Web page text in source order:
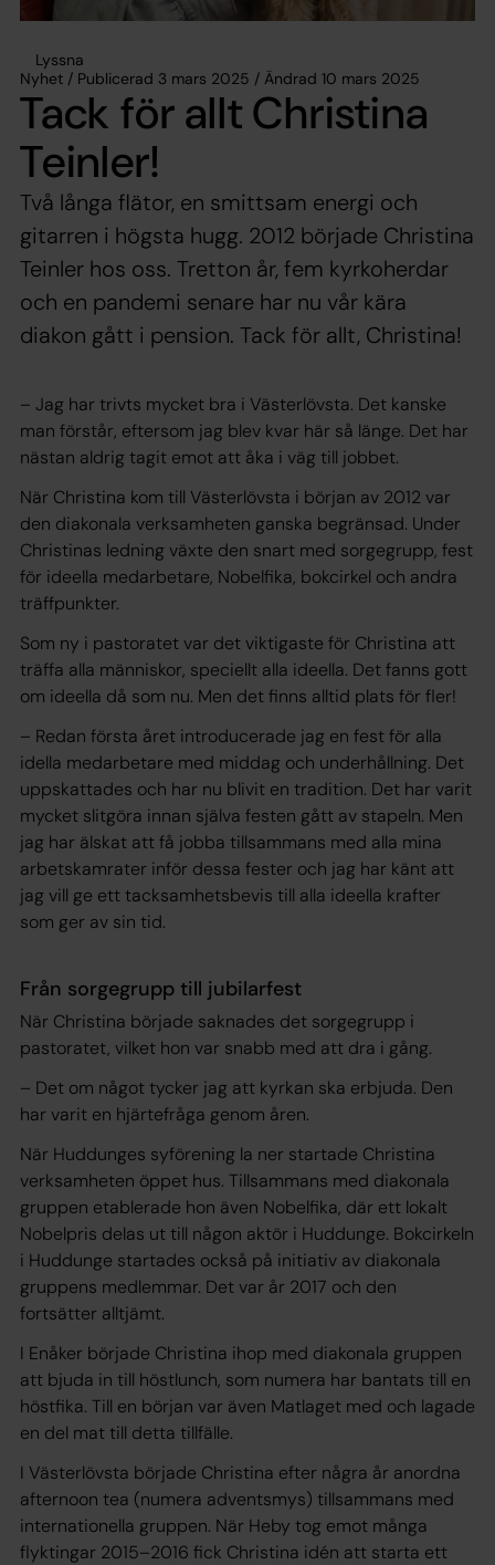
Lyssna
Nyhet / Publicerad 3 mars 2025 / Ändrad 10 mars 2025
Tack för allt Christina
Teinler!
Två långa flätor, en smittsam energi och
gitarren i högsta hugg. 2012 började Christina
Teinler hos oss. Tretton år, fem kyrkoherdar
och en pandemi senare har nu vår kära
diakon gått i pension. Tack för allt, Christina!
– Jag har trivts mycket bra i Västerlövsta. Det kanske
man förstår, eftersom jag blev kvar här så länge. Det har
nästan aldrig tagit emot att åka i väg till jobbet.
När Christina kom till Västerlövsta i början av 2012 var
den diakonala verksamheten ganska begränsad. Under
Christinas ledning växte den snart med sorgegrupp, fest
för ideella medarbetare, Nobelfika, bokcirkel och andra
träffpunkter.
Som ny i pastoratet var det viktigaste för Christina att
träffa alla människor, speciellt alla ideella. Det fanns gott
om ideella då som nu. Men det finns alltid plats för fler!
– Redan första året introducerade jag en fest för alla
idella medarbetare med middag och underhållning. Det
uppskattades och har nu blivit en tradition. Det har varit
mycket slitgöra innan själva festen gått av stapeln. Men
jag har älskat att få jobba tillsammans med alla mina
arbetskamrater inför dessa fester och jag har känt att
jag vill ge ett tacksamhetsbevis till alla ideella krafter
som ger av sin tid.
Från sorgegrupp till jubilarfest
När Christina började saknades det sorgegrupp i
pastoratet, vilket hon var snabb med att dra i gång.
– Det om något tycker jag att kyrkan ska erbjuda. Den
har varit en hjärtefråga genom åren.
När Huddunges syförening la ner startade Christina
verksamheten öppet hus. Tillsammans med diakonala
gruppen etablerade hon även Nobelfika, där ett lokalt
Nobelpris delas ut till någon aktör i Huddunge. Bokcirkeln
i Huddunge startades också på initiativ av diakonala
gruppens medlemmar. Det var år 2017 och den
fortsätter alltjämt.
I Enåker började Christina ihop med diakonala gruppen
att bjuda in till höstlunch, som numera har bantats till en
höstfika. Till en början var även Matlaget med och lagade
en del mat till detta tillfälle.
I Västerlövsta började Christina efter några år anordna
afternoon tea (numera adventsmys) tillsammans med
internationella gruppen. När Heby tog emot många
flyktingar 2015–2016 fick Christina idén att starta ett